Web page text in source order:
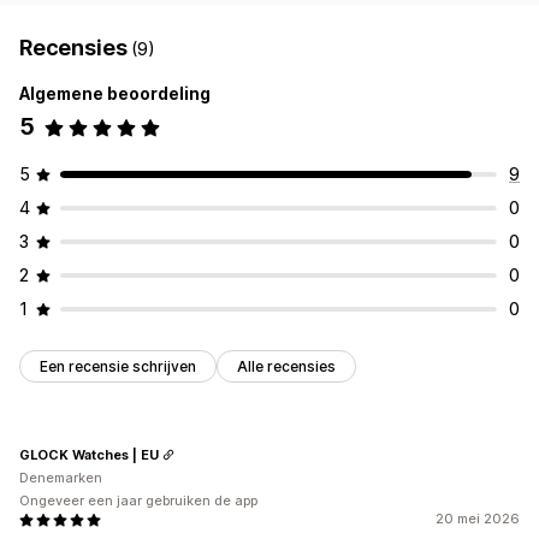
Recensies (9)
Algemene beoordeling
5
5
9
4
0
3
0
2
0
1
0
Een recensie schrijven Alle recensies
20 mei 2026
GLOCK Watches | EU
Denemarken
Ongeveer een jaar gebruiken de app